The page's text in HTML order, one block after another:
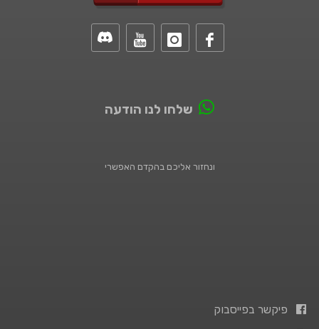
שלחו לנו הודעה
ונחזור אליכם בהקדם האפשרי
פיקשר בפייסבוק